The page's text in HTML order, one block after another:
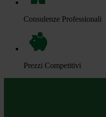
Consulenze Professionali
Prezzi Competitivi